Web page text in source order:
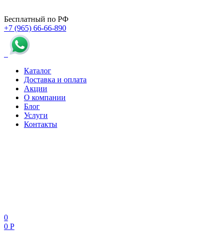
Бесплатный по РФ
+7 (965) 66-66-890
Каталог
Доставка и оплата
Акции
О компании
Блог
Услуги
Контакты
0
0 Р